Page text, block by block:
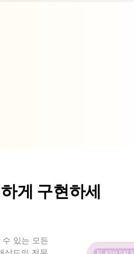
게 구현하세
있는 모든